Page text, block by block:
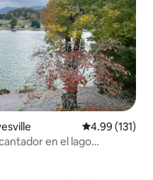
Calificación
4.99 (131)
en el lago